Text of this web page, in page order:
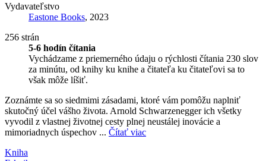
Vydavateľstvo
Eastone Books, 2023
256 strán
5-6 hodín čítania
Vychádzame z priemerného údaju o rýchlosti čítania 230 slov
za minútu, od knihy ku knihe a čitateľa ku čitateľovi sa to
však môže líšiť.
Zoznámte sa so siedmimi zásadami, ktoré vám pomôžu naplniť
skutočný účel vášho života. Arnold Schwarzenegger ich všetky
vyvodil z vlastnej životnej cesty plnej neustálej inovácie a
mimoriadnych úspechov ... Čítať viac
Kniha